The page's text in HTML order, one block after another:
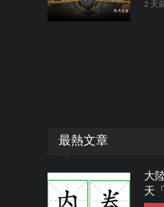
2 天
最熱文章
大
天